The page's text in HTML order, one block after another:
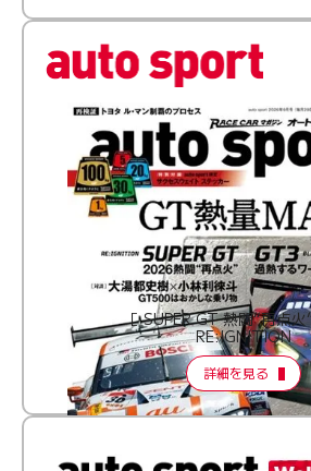
［ SUPER GT 熱闘“再点
RE:IGNITION
詳細を見る